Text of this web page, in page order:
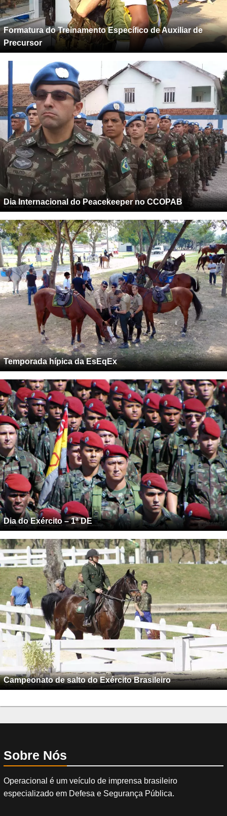
Formatura do Treinamento Específico de Auxiliar de
Precursor
Dia Internacional do Peacekeeper no CCOPAB
Temporada hípica da EsEqEx
Dia do Exército – 1ª DE
Campeonato de salto do Exército Brasileiro
Sobre Nós
Operacional é um veículo de imprensa brasileiro
especializado em Defesa e Segurança Pública.